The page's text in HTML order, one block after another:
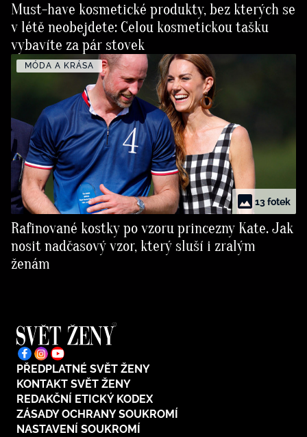
Must-have kosmetické produkty, bez kterých se
v létě neobejdete: Celou kosmetickou tašku
vybavíte za pár stovek
MÓDA A KRÁSA
13 fotek
Rafinované kostky po vzoru princezny Kate. Jak
nosit nadčasový vzor, který sluší i zralým
ženám
PŘEDPLATNÉ SVĚT ŽENY
KONTAKT SVĚT ŽENY
REDAKČNÍ ETICKÝ KODEX
ZÁSADY OCHRANY SOUKROMÍ
NASTAVENÍ SOUKROMÍ